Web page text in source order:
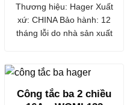
Thương hiệu: Hager Xuất
xứ: CHINA Bảo hành: 12
tháng lỗi do nhà sản xuất
Công tắc ba 2 chiều